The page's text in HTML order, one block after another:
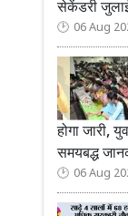
सेकेंडरी
06 Aug
होगा जारी,
समयबद्ध
06 Aug